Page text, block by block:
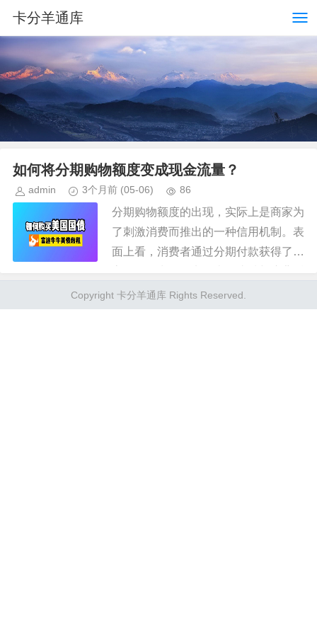
卡分羊通库
如何将分期购物额度变成现金流量？
admin 3个月前 (05-06) 86
分期购物额度的出现，实际上是商家为
了刺激消费而推出的一种信用机制。表
面上看，消费者通过分期付款获得了更
蕴含着一种独特的价值——它可以被转
化为现金流，从而为个人带来额外...
Copyright 卡分羊通库 Rights Reserved.